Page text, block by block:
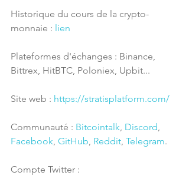
Historique du cours de la crypto-
monnaie : lien
Plateformes d'échanges : Binance,
Bittrex, HitBTC, Poloniex, Upbit...
Site web : https://stratisplatform.com/
Communauté : Bitcointalk, Discord,
Facebook, GitHub, Reddit, Telegram.
Compte Twitter :